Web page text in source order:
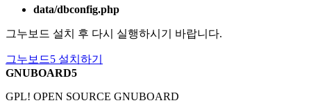
data/dbconfig.php
그누보드 설치 후 다시 실행하시기 바랍니다.
그누보드5 설치하기
GNUBOARD5
GPL! OPEN SOURCE GNUBOARD